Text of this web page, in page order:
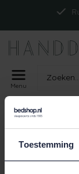
Toestemming
Ruim
Menu
Home